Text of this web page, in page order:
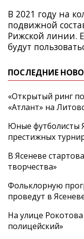
В 2021 году на
подвижной
Рижской линии.
будут
ПОСЛЕДНИЕ
«Открытый ринг по
«Атлант» на
Юные футболисты
престижных
В Ясеневе
творчества»
Фольклорную
проведут в
На улице
полицейский»